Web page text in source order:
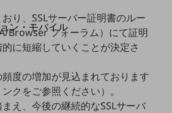
ン・モバイル
ンTOP
介
り、SSLサーバー証明書のルー
Browser フォーラム）にて証明
に短縮していくことが決定さ
度の増加が見込まれております
クをご参照ください）。
え、今後の継続的なSSLサーバ